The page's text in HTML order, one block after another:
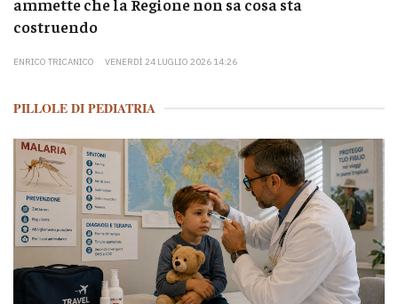
ammette che la Regione non sa cosa sta
costruendo
ENRICO TRICANICO VENERDÌ 24 LUGLIO 2026 14:26
PILLOLE DI PEDIATRIA